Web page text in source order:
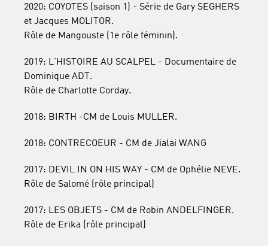
2020: COYOTES (saison 1) - Série de Gary SEGHERS
et Jacques MOLITOR.
Rôle de Mangouste (1e rôle féminin).
2019: L'HISTOIRE AU SCALPEL - Documentaire de
Dominique ADT.
Rôle de Charlotte Corday.
2018: BIRTH -CM de Louis MULLER.
2018: CONTRECOEUR - CM de Jialai WANG
2017: DEVIL IN ON HIS WAY - CM de Ophélie NEVE.
Rôle de Salomé (rôle principal)
2017: LES OBJETS - CM de Robin ANDELFINGER.
Rôle de Erika (rôle principal)